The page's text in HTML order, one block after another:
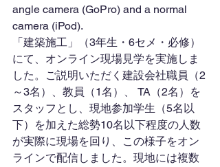
angle camera (GoPro) and a normal
camera (iPod).
「建築施工」（3年生・6セメ・必修）
にて、オンライン現場見学を実施しま
した。ご説明いただく建設会社職員（2
～3名）、教員（1名）、 TA（2名）を
スタッフとし、現地参加学生（5名以
下）を加えた総勢10名以下程度の人数
が実際に現場を回り、この様子をオン
ラインで配信しました。現地には複数